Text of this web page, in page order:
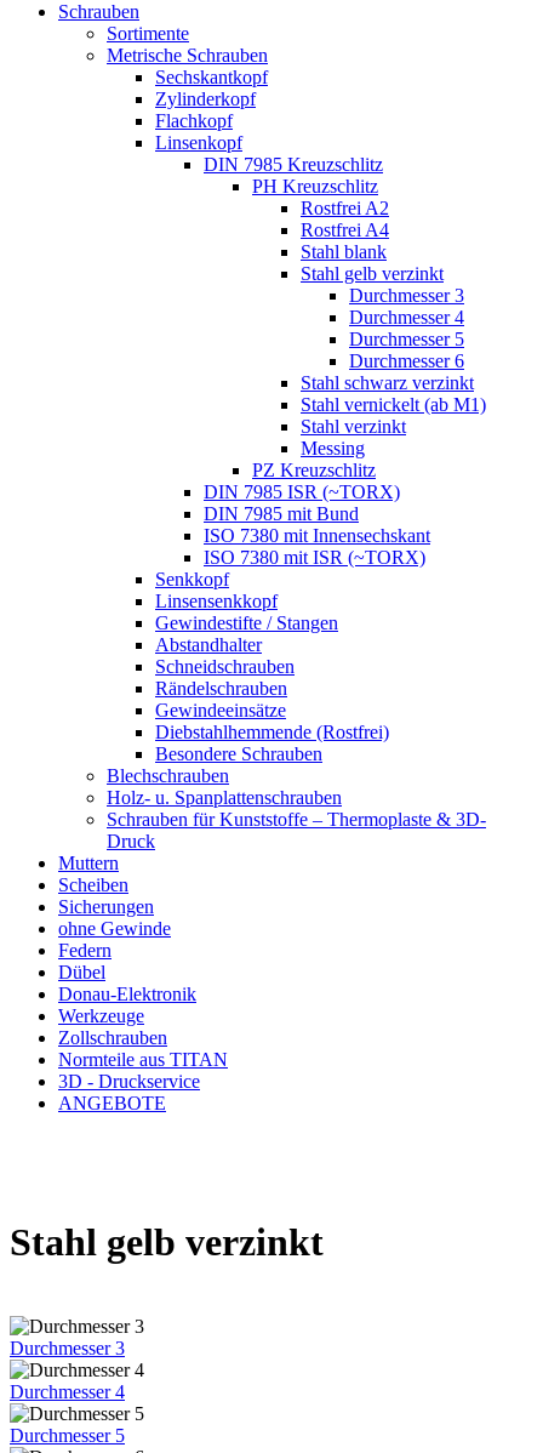
Schrauben
Sortimente
Metrische Schrauben
Sechskantkopf
Zylinderkopf
Flachkopf
Linsenkopf
DIN 7985 Kreuzschlitz
PH Kreuzschlitz
Rostfrei A2
Rostfrei A4
Stahl blank
Stahl gelb verzinkt
Durchmesser 3
Durchmesser 4
Durchmesser 5
Durchmesser 6
Stahl schwarz verzinkt
Stahl vernickelt (ab M1)
Stahl verzinkt
Messing
PZ Kreuzschlitz
DIN 7985 ISR (~TORX)
DIN 7985 mit Bund
ISO 7380 mit Innensechskant
ISO 7380 mit ISR (~TORX)
Senkkopf
Linsensenkkopf
Gewindestifte / Stangen
Abstandhalter
Schneidschrauben
Rändelschrauben
Gewindeeinsätze
Diebstahlhemmende (Rostfrei)
Besondere Schrauben
Blechschrauben
Holz- u. Spanplattenschrauben
Schrauben für Kunststoffe – Thermoplaste & 3D-
Druck
Muttern
Scheiben
Sicherungen
ohne Gewinde
Federn
Dübel
Donau-Elektronik
Werkzeuge
Zollschrauben
Normteile aus TITAN
3D - Druckservice
ANGEBOTE
Stahl gelb verzinkt
Durchmesser 3
Durchmesser 4
Durchmesser 5